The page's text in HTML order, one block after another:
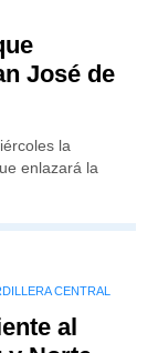
José de
la
enlazará la
CENTRAL
al